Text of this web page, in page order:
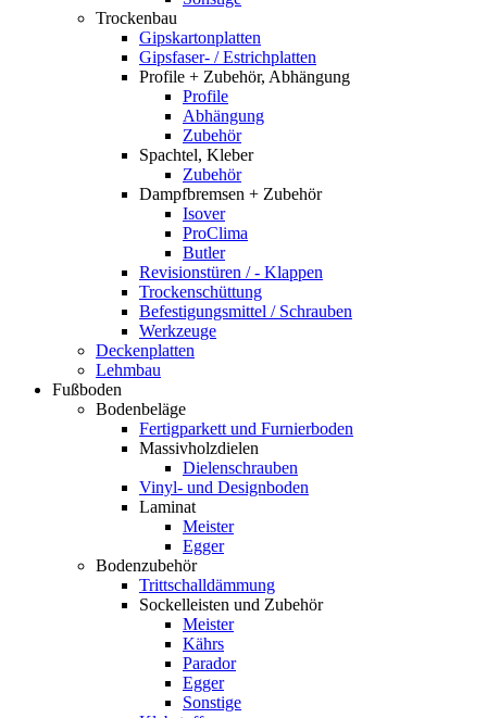
Trockenbau
Gipskartonplatten
Gipsfaser- / Estrichplatten
Profile + Zubehör, Abhängung
Profile
Abhängung
Zubehör
Spachtel, Kleber
Zubehör
Dampfbremsen + Zubehör
Isover
ProClima
Butler
Revisionstüren / - Klappen
Trockenschüttung
Befestigungsmittel / Schrauben
Werkzeuge
Deckenplatten
Lehmbau
Fußboden
Bodenbeläge
Fertigparkett und Furnierboden
Massivholzdielen
Dielenschrauben
Vinyl- und Designboden
Laminat
Meister
Egger
Bodenzubehör
Trittschalldämmung
Sockelleisten und Zubehör
Meister
Kährs
Parador
Egger
Sonstige